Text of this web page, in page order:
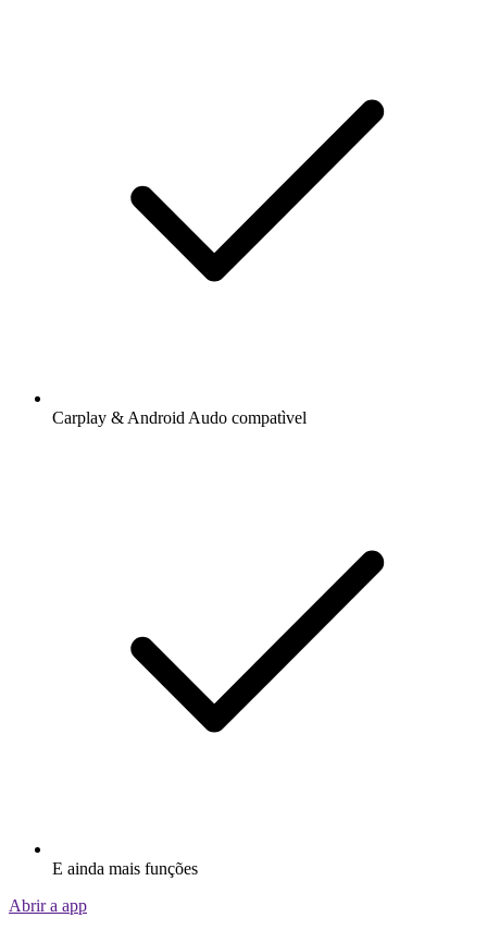
Carplay & Android Audo compatìvel
E ainda mais funções
Abrir a app